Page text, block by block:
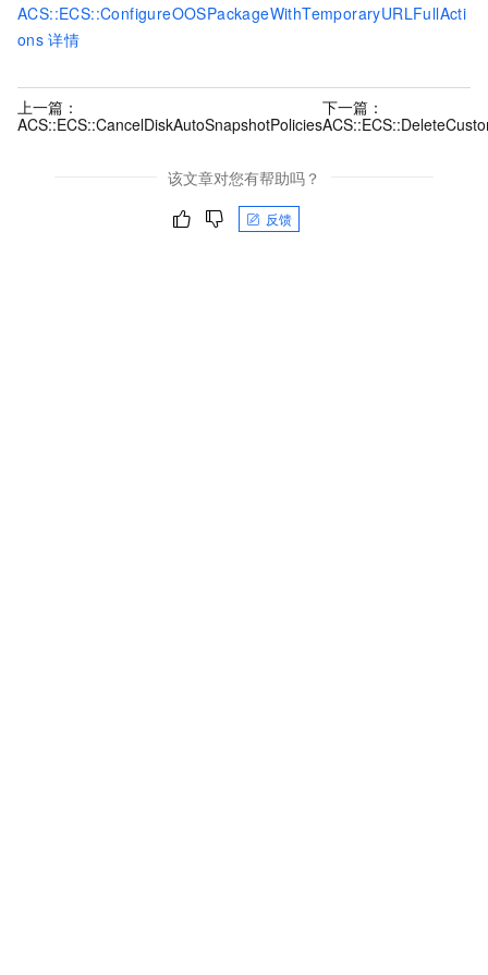
ACS::ECS::ConfigureOOSPackageWithTemporaryURLFullActi
ons 详情
上一篇：
ACS::ECS::CancelDiskAutoSnapshotPolicies
下一篇：
该文章对您有帮助吗？
反馈